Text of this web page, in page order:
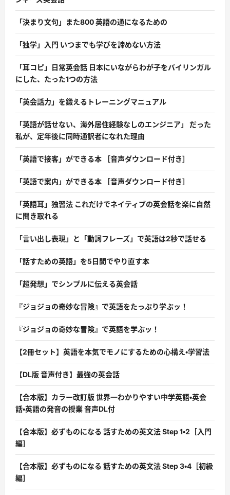
「決まり文句」また800 英語の通になるための
「独学」入門 いつまでも学びを諦めない方法
「耳コピ」日常英会話 日本にいながらわが子をバイリンガル
にした、たった1つの方法
「英会話力」を鍛えるトレーニングマニュアル
「英語が話せない、海外居住経験なしのエンジニア」 だった
私が、定年後に同時通訳者になれた理由
「英語で接客」ができる本 ［音声ダウンロード付き］
「英語で案内」ができる本 ［音声ダウンロード付き］
「英語耳」独習法 これだけでネイティブの英会話を楽に自然
に聞き取れる
「言い出し表現」と「動詞フレーズ」で英語は2秒で話せる
「話すための英語」を5日間でやり直す本
「超発想」でシンプルに伝える英会話
『ジョジョの奇妙な冒険』で英語をたっぷり学ぶッ！
『ジョジョの奇妙な冒険』で英語を学ぶッ！
【2冊セット】英語を本気でモノにするための心構え・学習法
【DL版 音声付き】最強の英会話
【合本版】カラー改訂版 世界一わかりやすい中学英語・英会
話・英語の発音の授業 音声DL付
【合本版】必ずものになる 話すための英文法 Step 1・2［入門
編］
【合本版】必ずものになる 話すための英文法 Step 3・4［初級
編］